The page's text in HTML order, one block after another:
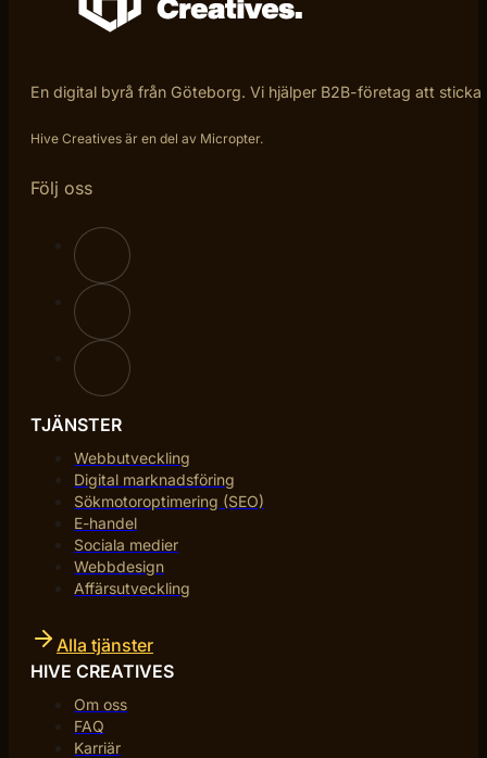
En digital byrå från Göteborg. Vi hjälper B2B-företag att
Hive Creatives är en del av Micropter.
Följ oss
TJÄNSTER
Webbutveckling
Digital marknadsföring
Sökmotoroptimering (SEO)
E-handel
Sociala medier
Webbdesign
Affärsutveckling
Alla tjänster
HIVE CREATIVES
Om oss
FAQ
Karriär